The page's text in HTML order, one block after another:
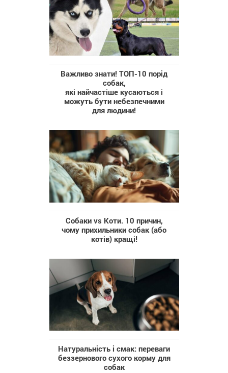
Важливо знати! ТОП-10 порід
собак,
які найчастіше кусаються і
можуть бути небезпечними
для людини!
Собаки vs Коти. 10 причин,
чому прихильники собак (або
котів) кращі!
Натуральність і смак: переваги
беззернового сухого корму для
собак